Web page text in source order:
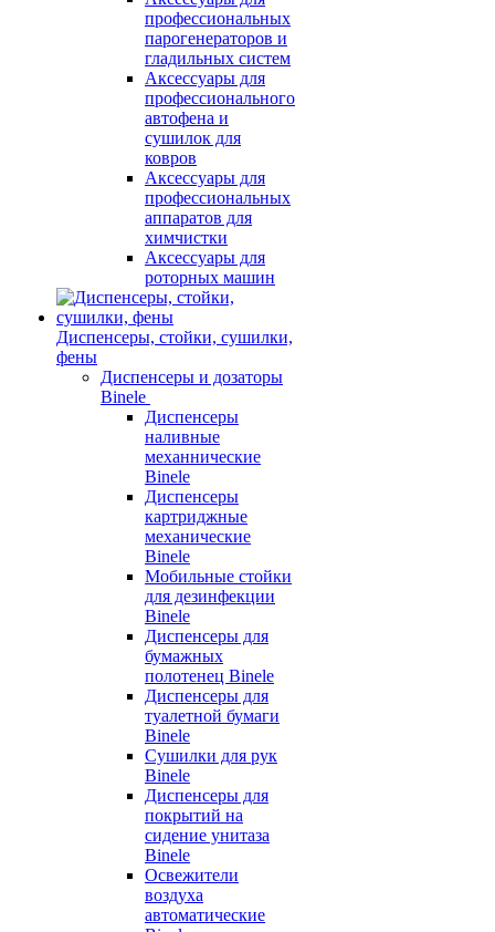
профессиональных
парогенераторов и
гладильных систем
Аксессуары для
профессионального
автофена и
сушилок для
ковров
Аксессуары для
профессиональных
аппаратов для
химчистки
Аксессуары для
роторных машин
Диспенсеры, стойки, сушилки,
фены
Диспенсеры и дозаторы
Binele
Диспенсеры
наливные
механнические
Binele
Диспенсеры
картриджные
механические
Binele
Мобильные стойки
для дезинфекции
Binele
Диспенсеры для
бумажных
полотенец Binele
Диспенсеры для
туалетной бумаги
Binele
Сушилки для рук
Binele
Диспенсеры для
покрытий на
сидение унитаза
Binele
Освежители
воздуха
автоматические